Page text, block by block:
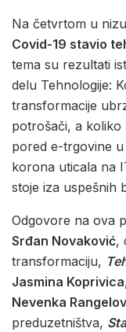
Na četvrtom u
Covid-19 stavio
tema su rezultati
delu Tehnologije:
transformacije
potrošači, a koliko
pored e-trgovine
korona uticala na
stoje iza uspešnih
Odgovore na ova
Srđan Novaković,
transformaciju,
Jasmina Koprivica
Nevenka Rangelov
preduzetništva,